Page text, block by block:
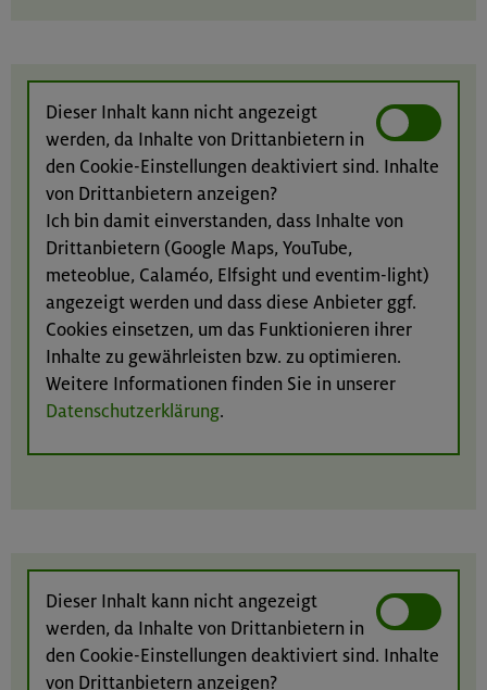
Dieser Inhalt kann nicht angezeigt
werden, da Inhalte von Drittanbietern in
den Cookie-Einstellungen deaktiviert sind. Inhalte
von Drittanbietern anzeigen?
Ich bin damit einverstanden, dass Inhalte von
Drittanbietern (Google Maps, YouTube,
meteoblue, Calaméo, Elfsight und eventim-light)
angezeigt werden und dass diese Anbieter ggf.
Cookies einsetzen, um das Funktionieren ihrer
Inhalte zu gewährleisten bzw. zu optimieren.
Weitere Informationen finden Sie in unserer
Datenschutzerklärung.
Dieser Inhalt kann nicht angezeigt
werden, da Inhalte von Drittanbietern in
den Cookie-Einstellungen deaktiviert sind. Inhalte
von Drittanbietern anzeigen?